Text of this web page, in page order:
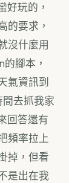
好玩的，
的要求，
沒什麼用
腳本，
氣資訊到
去抓我家
回答還有
頻率拉上
掉，但看
是出在我